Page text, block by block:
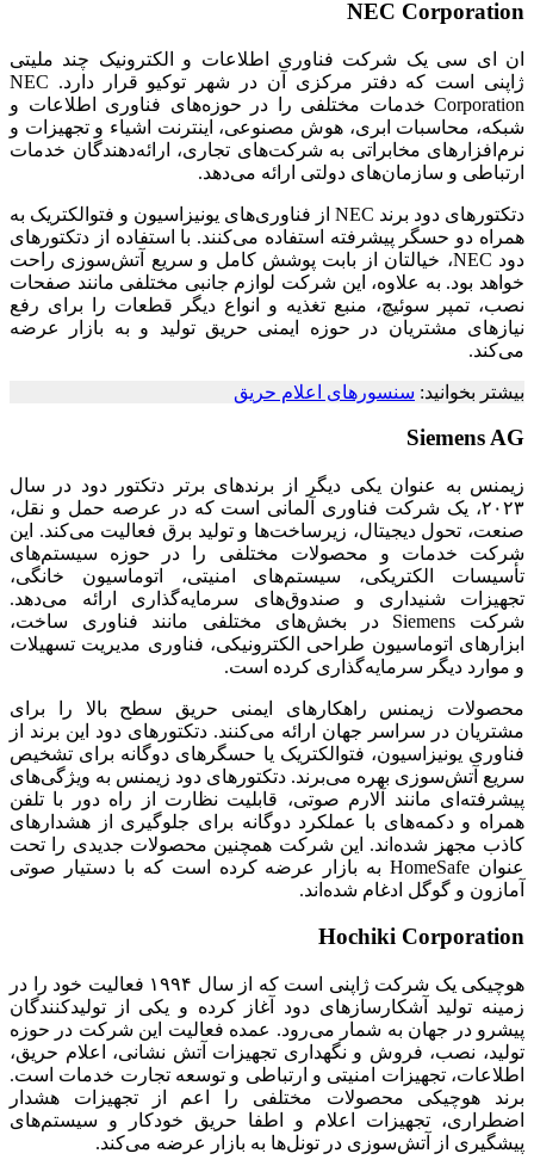
NEC Corporation
ان ای سی یک شرکت فناوری اطلاعات و الکترونیک چند ملیتی
ژاپنی است که دفتر مرکزی آن در شهر توکیو قرار دارد. NEC
Corporation خدمات مختلفی را در حوزه‌های فناوری اطلاعات و
شبکه، محاسبات ابری، هوش مصنوعی، اینترنت اشیاء و تجهیزات و
نرم‌افزارهای مخابراتی به شرکت‌های تجاری، ارائه‌دهندگان خدمات
ارتباطی و سازمان‌های دولتی ارائه می‌دهد.
دتکتورهای دود برند NEC از فناوری‌های یونیزاسیون و فتوالکتریک به
همراه دو حسگر پیشرفته استفاده می‌کنند. با استفاده از دتکتورهای
دود NEC، خیالتان از بابت پوشش کامل و سریع آتش‌سوزی راحت
خواهد بود. به علاوه، این شرکت لوازم جانبی مختلفی مانند صفحات
نصب، تمپر سوئیچ، منبع تغذیه و انواع دیگر قطعات را برای رفع
نیازهای مشتریان در حوزه ایمنی حریق تولید و به بازار عرضه
می‌کند.
بیشتر بخوانید: سنسورهای اعلام حریق
Siemens AG
زیمنس به عنوان یکی دیگر از برندهای برتر دتکتور دود در سال
۲۰۲۳، یک شرکت فناوری آلمانی است که در عرصه حمل و نقل،
صنعت، تحول دیجیتال، زیرساخت‌ها و تولید برق فعالیت می‌کند. این
شرکت خدمات و محصولات مختلفی را در حوزه سیستم‌های
تأسیسات الکتریکی، سیستم‌های امنیتی، اتوماسیون خانگی،
تجهیزات شنیداری و صندوق‌های سرمایه‌گذاری ارائه می‌دهد.
شرکت Siemens در بخش‌های مختلفی مانند فناوری ساخت،
ابزارهای اتوماسیون طراحی الکترونیکی، فناوری مدیریت تسهیلات
و موارد دیگر سرمایه‌گذاری کرده است.
محصولات زیمنس راهکارهای ایمنی حریق سطح بالا را برای
مشتریان در سراسر جهان ارائه می‌کنند. دتکتورهای دود این برند از
فناوری یونیزاسیون، فتوالکتریک یا حسگرهای دوگانه برای تشخیص
سریع آتش‌سوزی بهره می‌برند. دتکتورهای دود زیمنس به ویژگی‌های
پیشرفته‌ای مانند آلارم صوتی، قابلیت نظارت از راه دور با تلفن
همراه و دکمه‌های با عملکرد دوگانه برای جلوگیری از هشدارهای
کاذب مجهز شده‌اند. این شرکت همچنین محصولات جدیدی را تحت
عنوان HomeSafe به بازار عرضه کرده است که با دستیار صوتی
آمازون و گوگل ادغام شده‌اند.
Hochiki Corporation
هوچیکی یک شرکت ژاپنی است که از سال ۱۹۹۴ فعالیت خود را در
زمینه تولید آشکارسازهای دود آغاز کرده و یکی از تولیدکنندگان
پیشرو در جهان به شمار می‌رود. عمده فعالیت این شرکت در حوزه
تولید، نصب، فروش و نگهداری تجهیزات آتش نشانی، اعلام حریق،
اطلاعات، تجهیزات امنیتی و ارتباطی و توسعه تجارت خدمات است.
برند هوچیکی محصولات مختلفی را اعم از تجهیزات هشدار
اضطراری، تجهیزات اعلام و اطفا حریق خودکار و سیستم‌های
پیشگیری از آتش‌سوزی در تونل‌ها به بازار عرضه می‌کند.